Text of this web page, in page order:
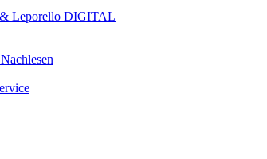
Leporello DIGITAL